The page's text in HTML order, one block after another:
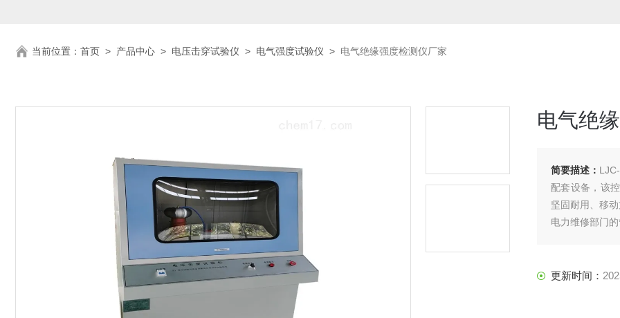
当前位置： 首页 > 产品中心 > 电压击穿试验仪 > 电气强度试验仪 > 电气绝缘强度检测仪厂家
电气绝
简要描述：
配套设备，该
坚固耐用、移
电力维修部门
更新时间：